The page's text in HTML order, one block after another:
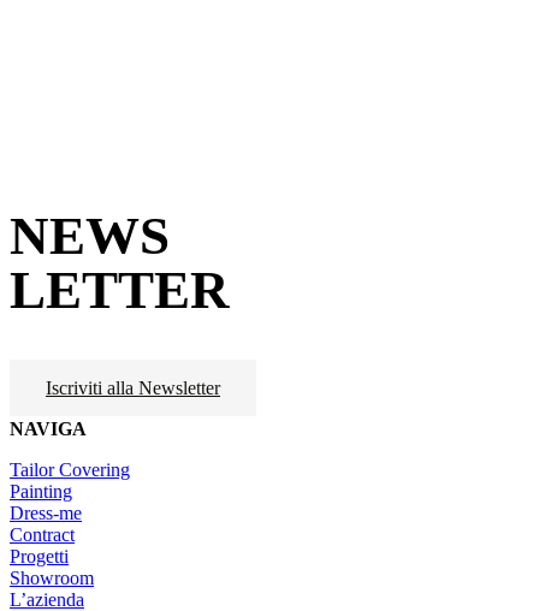
NEWS
LETTER
Iscriviti alla Newsletter
NAVIGA
Tailor Covering
Painting
Dress-me
Contract
Progetti
Showroom
L’azienda